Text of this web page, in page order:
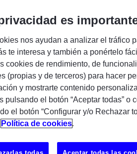
Manpower, buscamos talento para
digital de nuestros clientes. Si
de crecer profesionalmente y
innovadores, ¡queremos conocerte!
Desarrollador Salesforce para
proyecto en modalidad 100%
es
nos ayudan a analizar el tráfico
te interesa y también a ponértelo
cookies de rendimiento, de
(propias y de terceros) para hacer
y mostrarte contenido
pulsando el botón “Aceptar todas” o
el botón “Configurar y/o Rechazar
Política de cookies.